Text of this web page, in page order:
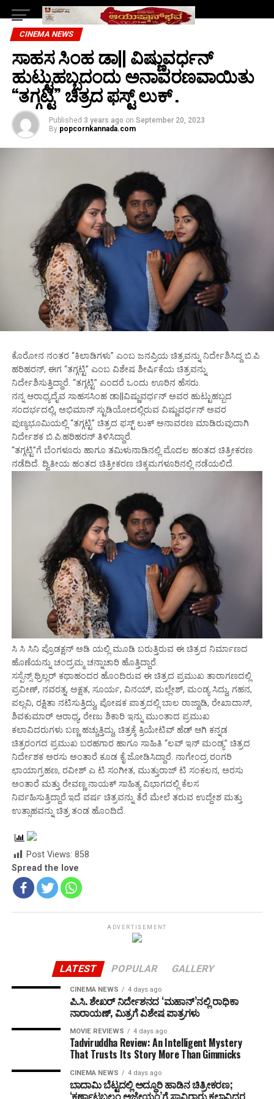
CINEMA NEWS
ಸಾಹಸ ಸಿಂಹ ಡಾ|| ವಿಷ್ಣುವರ್ಧನ್
ಹುಟ್ಟುಹಬ್ಬದಂದು ಅನಾವರಣವಾಯಿತು
“ತಗ್ಗಟ್ಟಿ” ಚಿತ್ರದ ಫಸ್ಟ್ ಲುಕ್ .
Published 3 years ago on September 20, 2023
By popcornkannada.com
ಕೊರೋನ ನಂತರ “ಕಿಲಾಡಿಗಳು” ಎಂಬ ಜನಪ್ರಿಯ ಚಿತ್ರವನ್ನು ನಿರ್ದೇಶಿಸಿದ್ದ ಬಿ.ಪಿ
ಹರಿಹರನ್, ಈಗ “ತಗ್ಗಟ್ಟಿ” ಎಂಬ ವಿಶೇಷ ಶೀರ್ಷಿಕೆಯ ಚಿತ್ರವನ್ನು
ನಿರ್ದೇಶಿಸುತ್ತಿದ್ದಾರೆ. “ತಗ್ಗಟ್ಟಿ” ಎಂದರೆ ಒಂದು ಊರಿನ ಹೆಸರು.
ನನ್ನ ಆರಾಧ್ಯದೈವ ಸಾಹಸಸಿಂಹ ಡಾ||ವಿಷ್ಣುವರ್ಧನ್ ಅವರ ಹುಟ್ಟುಹಬ್ಬದ
ಸಂದರ್ಭದಲ್ಲಿ, ಅಭಿಮಾನ್ ಸ್ಟುಡಿಯೋದಲ್ಲಿರುವ ವಿಷ್ಣುವರ್ಧನ್ ಅವರ
ಪುಣ್ಯಭೂಮಿಯಲ್ಲಿ “ತಗ್ಗಟ್ಟಿ” ಚಿತ್ರದ ಫಸ್ಟ್ ಲುಕ್ ಅನಾವರಣ ಮಾಡಿರುವುದಾಗಿ
ನಿರ್ದೇಶಕ ಬಿ.ಪಿ.ಹರಿಹರನ್ ತಿಳಿಸಿದ್ದಾರೆ.
“ತಗ್ಗಟ್ಟಿ”ಗೆ ಬೆಂಗಳೂರು ಹಾಗೂ ತಮಿಳುನಾಡಿನಲ್ಲಿ ಮೊದಲ ಹಂತದ ಚಿತ್ರೀಕರಣ
ನಡೆದಿದೆ. ದ್ವಿತೀಯ ಹಂತದ ಚಿತ್ರೀಕರಣ ಚಿಕ್ಕಮಗಳೂರಿನಲ್ಲಿ ನಡೆಯಲಿದೆ.
ಸಿ ಸಿ ಸಿನಿ ಪ್ರೊಡಕ್ಷನ್ ಅಡಿ ಯಲ್ಲಿ ಮೂಡಿ ಬರುತ್ತಿರುವ ಈ ಚಿತ್ರದ ನಿರ್ಮಾಣದ
ಹೊಣೆಯನ್ನು ಚಂದ್ರಮ್ಮ ಚನ್ನಾಚಾರಿ ಹೊತ್ತಿದ್ದಾರೆ.
ಸಸ್ಪೆನ್ಸ್ ಥ್ರಿಲ್ಲರ್ ಕಥಾಹಂದರ ಹೊಂದಿರುವ ಈ ಚಿತ್ರದ ಪ್ರಮುಖ ತಾರಾಗಣದಲ್ಲಿ
ಪ್ರವೀಣ್, ನವರತ್ನ, ಅಕ್ಷತ, ಸೂರ್ಯ, ವಿನಯ್, ಮಲ್ಲೇಶ್, ಮಂಡ್ಯ ಸಿದ್ದು, ಗಹನ,
ಪಲ್ಲವಿ, ರಕ್ಷಿತಾ ನಟಿಸುತ್ತಿದ್ದು, ಪೋಷಕ ಪಾತ್ರದಲ್ಲಿ ಬಾಲ ರಾಜ್ವಾಡಿ, ರೇಖಾದಾಸ್,
ಶಿವಕುಮಾರ್ ಆರಾಧ್ಯ, ರೇಣು ಶಿಕಾರಿ ಇನ್ನು ಮುಂತಾದ ಪ್ರಮುಖ
ಕಲಾವಿದರುಗಳು ಬಣ್ಣ ಹಚ್ಚುತ್ತಿದ್ದು, ಚಿತ್ರಕ್ಕೆ ಕ್ರಿಯೇಟಿವ್ ಹೆಡ್ ಆಗಿ ಕನ್ನಡ
ಚಿತ್ರರಂಗದ ಪ್ರಮುಖ ಬರಹಗಾರ ಹಾಗೂ ಸಾಹಿತಿ “ಲವ್ ಇನ್ ಮಂಡ್ಯ” ಚಿತ್ರದ
ನಿರ್ದೇಶಕ ಅರಸು ಅಂತಾರೆ ಕೂಡ ಕೈ ಜೋಡಿಸಿದ್ದಾರೆ. ನಾಗೇಂದ್ರ ರಂಗರಿ
ಛಾಯಾಗ್ರಹಣ, ರವೀಶ್ ಎ ಟಿ ಸಂಗೀತ, ಮುತ್ತುರಾಜ್ ಟಿ ಸಂಕಲನ, ಅರಸು
ಅಂತಾರೆ ಮತ್ತು ರೇವಣ್ಣ ನಾಯಕ್ ಸಾಹಿತ್ಯ ವಿಭಾಗದಲ್ಲಿ ಕೆಲಸ
ನಿರ್ವಹಿಸುತ್ತಿದ್ದಾರೆ.ಇದೆ ವರ್ಷ ಚಿತ್ರವನ್ನು ತೆರೆ ಮೇಲೆ ತರುವ ಉದ್ದೇಶ ಮತ್ತು
ಉತ್ಸಾಹವನ್ನು ಚಿತ್ರ ತಂಡ ಹೊಂದಿದೆ.
Post Views: 858
Spread the love
ADVERTISEMENT
LATEST POPULAR GALLERY
CINEMA NEWS 4 days ago
ಪಿ.ಸಿ. ಶೇಖರ್ ನಿರ್ದೇಶನದ ‘ಮಹಾನ್’ನಲ್ಲಿ ರಾಧಿಕಾ
ನಾರಾಯಣ್, ಮಿತ್ರಗೆ ವಿಶೇಷ ಪಾತ್ರಗಳು
MOVIE REVIEWS 4 days ago
Tadviruddha Review: An Intelligent Mystery
That Trusts Its Story More Than Gimmicks
CINEMA NEWS 4 days ago
ಬಾದಾಮಿ ಬೆಟ್ಟದಲ್ಲಿ ಅದ್ಧೂರಿ ಹಾಡಿನ ಚಿತ್ರೀಕರಣ;